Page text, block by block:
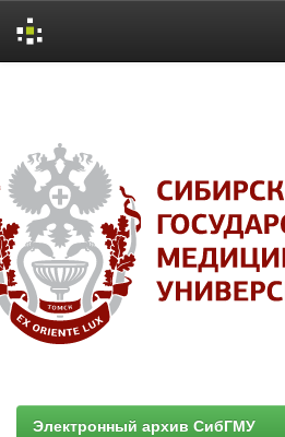
Электронный архив СибГМУ